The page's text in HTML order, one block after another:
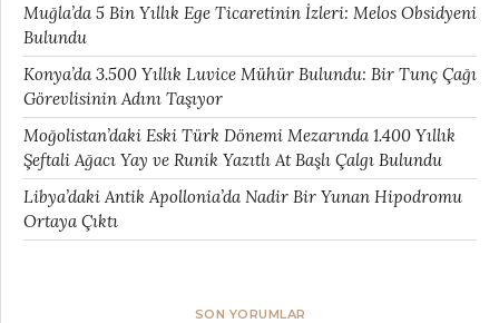
Muğla’da 5 Bin Yıllık Ege Ticaretinin İzleri: Melos Obsidyeni
Bulundu
Konya’da 3.500 Yıllık Luvice Mühür Bulundu: Bir Tunç Çağı
Görevlisinin Adını Taşıyor
Moğolistan’daki Eski Türk Dönemi Mezarında 1.400 Yıllık
Şeftali Ağacı Yay ve Runik Yazıtlı At Başlı Çalgı Bulundu
Libya’daki Antik Apollonia’da Nadir Bir Yunan Hipodromu
Ortaya Çıktı
SON YORUMLAR